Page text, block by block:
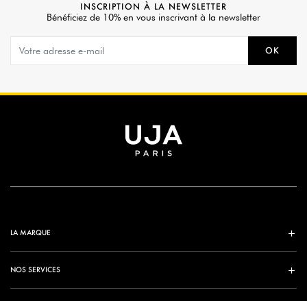
INSCRIPTION À LA NEWSLETTER
Bénéficiez de 10% en vous inscrivant à la newsletter
OK
LA MARQUE
NOS SERVICES